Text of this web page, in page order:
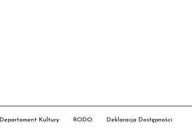
Departament Kultury RODO Deklaracja Dostępności